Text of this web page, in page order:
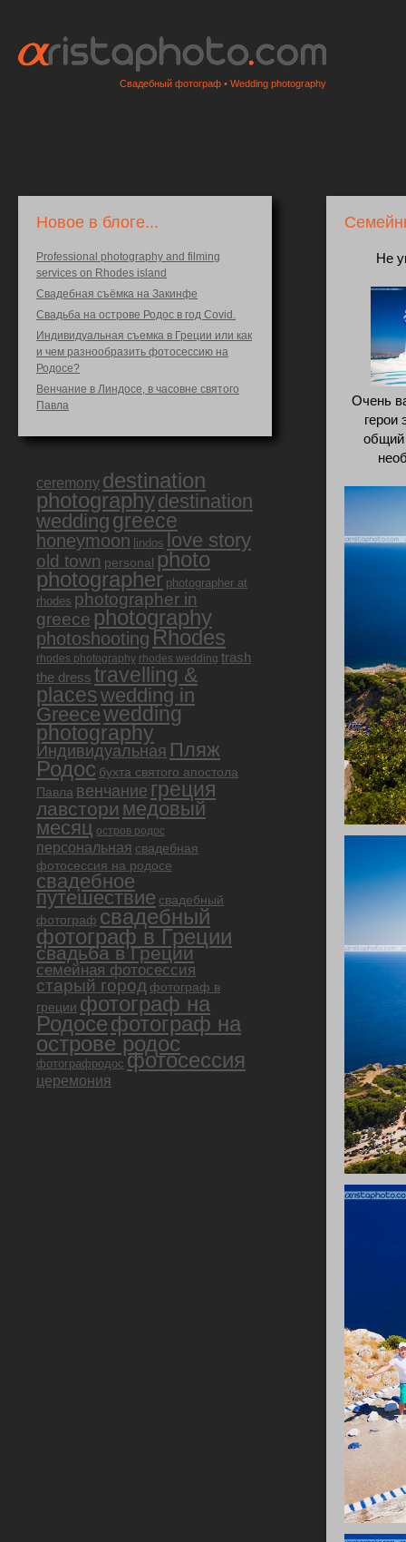
Свадебный фотограф • Wedding photography
Не
Очень
герои
общий
Новое в блоге...
Professional photography and filming
services on Rhodes island
Свадебная съёмка на Закинфе
Свадьба на острове Родос в год Covid.
Индивидуальная съемка в Греции или как
и чем разнообразить фотосессию на
Родосе?
Венчание в Линдосе, в часовне святого
Павла
ceremony destination
photographydestination
wedding greece
honeymoon lindos love story
old town personal photo
photographer photographer at
rhodes photographer in
greece photography
photoshootingRhodes
rhodes photography rhodes wedding trash
the dress travelling &
placeswedding in
Greecewedding
photography
Индивидуальная Пляж
Родос бухта святого апостола
Павла венчание греция
лавстори медовый
месяц остров родос
персональная свадебная
фотосессия на родосе
свадебное
путешествие свадебный
фотограф свадебный
фотограф в Греции
свадьба в Греции
семейная фотосессия
старый город фотограф в
греции фотограф на
Родосефотограф на
острове родос
фотографродос фотосессия
церемония